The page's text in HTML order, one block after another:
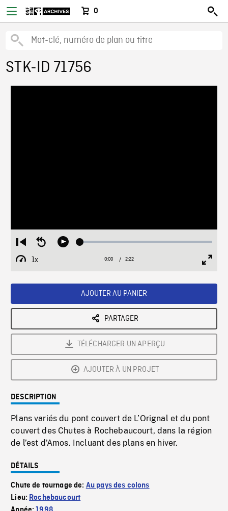
0
STK-ID 71756
Restart
from
beginning
Seek
Play Loaded:
1x
Playback
Current
0:00 / Duration
2:22
AJOUTER AU PANIER
PARTAGER
TÉLÉCHARGER UN APERÇU
AJOUTER À UN PROJET
DESCRIPTION
Plans variés du pont couvert de L’Orignal et du pont
couvert des Chutes à Rochebaucourt, dans la région
de l’est d’Amos. Incluant des plans en hiver.
DÉTAILS
Chute de tournage de: Au pays des colons
Lieu: Rochebaucourt